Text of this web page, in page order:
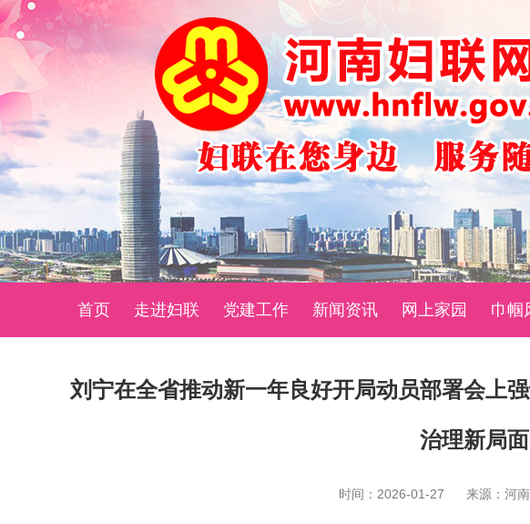
首页 走进妇联 党建工作 新闻资讯 网上家园 巾帼
刘宁在全省推动新一年良好开局动员部署会上
治理新局
时间：2026-01-27 来源：河